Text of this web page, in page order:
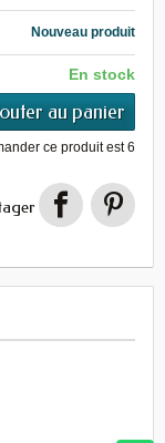
Nouveau produit
En stock
au panier
ce produit est6